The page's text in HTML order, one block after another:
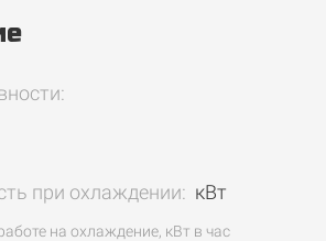
при охлаждении: кВт
на охлаждение, кВт в час